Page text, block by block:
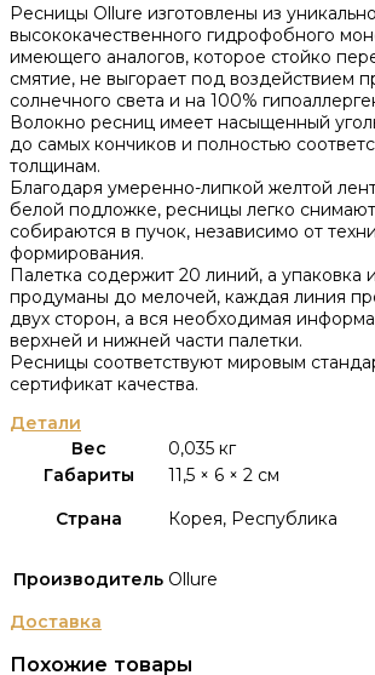
Ресницы Ollure изготовлены из
высококачественного гидрофобного
имеющего аналогов, которое стойко
смятие, не выгорает под воздействием
солнечного света и на 100%
Волокно ресниц имеет насыщенный
до самых кончиков и полностью
толщинам.
Благодаря умеренно-липкой желтой
белой подложке, ресницы легко
собираются в пучок, независимо от
формирования.
Палетка содержит 20 линий, а упаковка
продуманы до мелочей, каждая линия
двух сторон, а вся необходимая
верхней и нижней части палетки.
Ресницы соответствуют мировым
сертификат качества.
Детали
Вес
0,035 кг
Габариты
11,5 × 6 × 2 см
Страна
Корея, Республика
Производитель Ollure
Доставка
Похожие товары